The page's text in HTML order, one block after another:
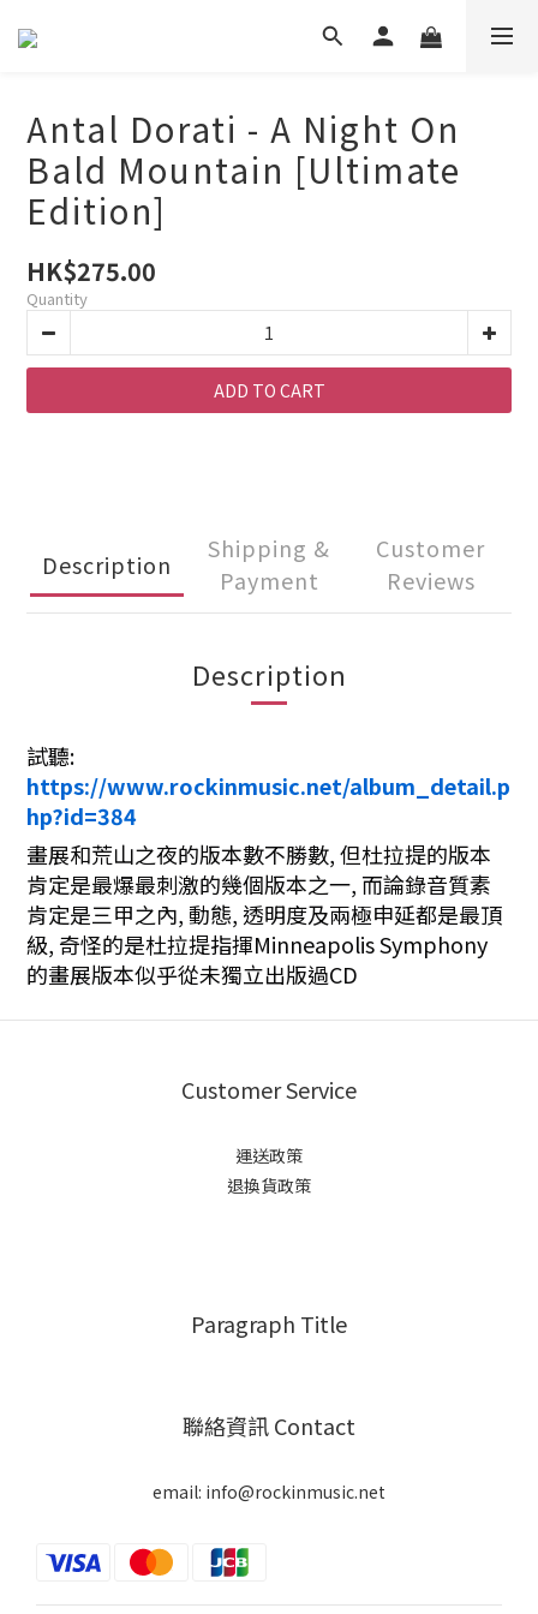
Antal Dorati - A Night On
Bald Mountain [Ultimate
Edition]
HK$275.00
Quantity
ADD TO CART
Description
Shipping &
Payment
Customer
Reviews
Description
試聽:
https://www.rockinmusic.net/album_detail.p
hp?id=384
畫展和荒山之夜的版本數不勝數, 但杜拉提的版本
肯定是最爆最刺激的幾個版本之一, 而論錄音質素
肯定是三甲之內, 動態, 透明度及兩極申延都是最頂
級, 奇怪的是杜拉提指揮Minneapolis Symphony
的畫展版本似乎從未獨立出版過CD
Customer Service
運送政策
退換貨政策
Paragraph Title
聯絡資訊 Contact
email: info@rockinmusic.net